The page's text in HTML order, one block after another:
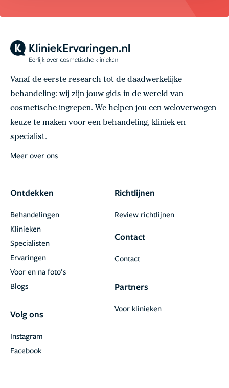
Vanaf de eerste research tot de daadwerkelijke
behandeling: wij zijn jouw gids in de wereld van
cosmetische ingrepen. We helpen jou een weloverwogen
keuze te maken voor een behandeling, kliniek en
specialist.
Meer over ons
Ontdekken
Behandelingen
Klinieken
Specialisten
Ervaringen
Voor en na foto’s
Blogs
Volg ons
Facebook
Instagram
Richtlijnen
Review richtlijnen
Contact
Contact
Partners
Voor klinieken